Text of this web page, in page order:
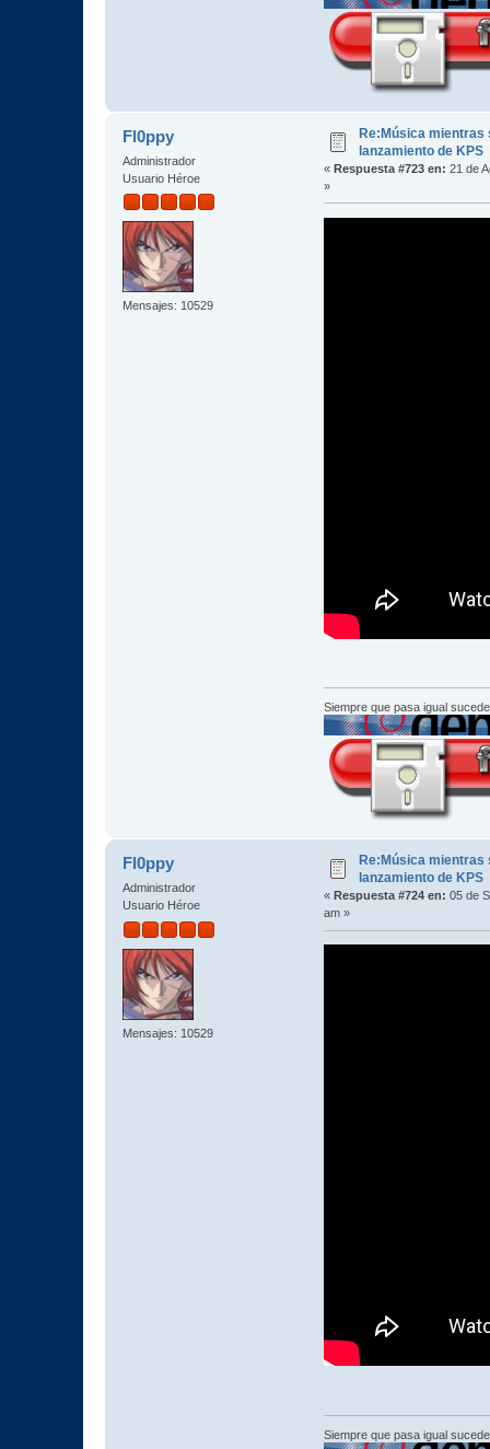
Fl0ppy
Administrador
Usuario Héroe
Mensajes: 10529
Re:Música mientras
lanzamiento de KPS
« Respuesta #723 en: 21 de
»
Siempre que pasa igual
Fl0ppy
Administrador
Usuario Héroe
Mensajes: 10529
Re:Música mientras
lanzamiento de KPS
« Respuesta #724 en: 05 de
am »
Siempre que pasa igual